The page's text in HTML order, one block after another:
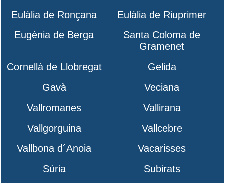
Eulàlia de Ronçana
Eulàlia de Riuprimer
Eugènia de Berga
Santa Coloma de
Gramenet
Cornellà de Llobregat
Gelida
Gavà
Veciana
Vallromanes
Vallirana
Vallgorguina
Vallcebre
Vallbona d´Anoia
Vacarisses
Súria
Subirats